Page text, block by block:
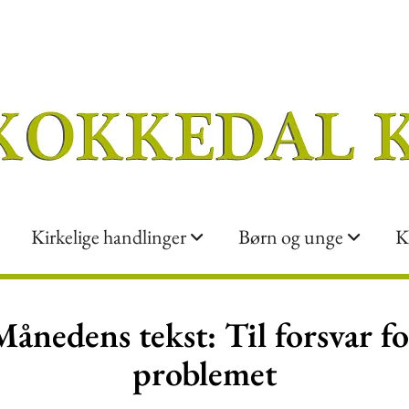
Kirkelige handlinger Børn og unge
tekst: Til forsvar
problemet